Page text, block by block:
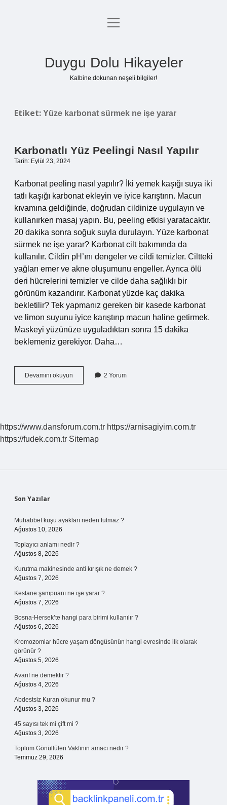
Anasayfa
menüyü
Duygu Dolu Hikayeler
Kalbine dokunan neşeli bilgiler!
Etiket: Yüze karbonat sürmek ne işe yarar
Karbonatlı Yüz Peelingi Nasıl Yapılır
Tarih: Eylül 23, 2024
Karbonat peeling nasıl yapılır? İki yemek kaşığı suya iki
tatlı kaşığı karbonat ekleyin ve iyice karıştırın. Macun
kıvamına geldiğinde, doğrudan cildinize uygulayın ve
kullanırken masaj yapın. Bu, peeling etkisi yaratacaktır.
20 dakika sonra soğuk suyla durulayın. Yüze karbonat
sürmek ne işe yarar? Karbonat cilt bakımında da
kullanılır. Cildin pH’ını dengeler ve cildi temizler. Ciltteki
yağları emer ve akne oluşumunu engeller. Ayrıca ölü
deri hücrelerini temizler ve cilde daha sağlıklı bir
görünüm kazandırır. Karbonat yüzde kaç dakika
bekletilir? Tek yapmanız gereken bir kasede karbonat
ve limon suyunu iyice karıştırıp macun haline getirmek.
Maskeyi yüzünüze uyguladıktan sonra 15 dakika
beklemeniz gerekiyor. Daha…
Devamını okuyun Karbonatlı
Yüz
2 Yorum
https://www.dansforum.com.tr https://arnisagiyim.com.tr
https://fudek.com.tr Sitemap
Sidebar
Son Yazılar
Muhabbet kuşu ayakları neden tutmaz ?
Ağustos 10, 2026
Toplayıcı anlamı nedir ?
Ağustos 8, 2026
Kurutma makinesinde anti kırışık ne demek ?
Ağustos 7, 2026
Kestane şampuanı ne işe yarar ?
Ağustos 7, 2026
Bosna-Hersek’te hangi para birimi kullanılır ?
Ağustos 6, 2026
Kromozomlar hücre yaşam döngüsünün hangi evresinde ilk olarak
görünür ?
Ağustos 5, 2026
Avarif ne demektir ?
Ağustos 4, 2026
Abdestsiz Kuran okunur mu ?
Ağustos 3, 2026
45 sayısı tek mi çift mi ?
Ağustos 3, 2026
Toplum Gönüllüleri Vakfının amacı nedir ?
Temmuz 29, 2026